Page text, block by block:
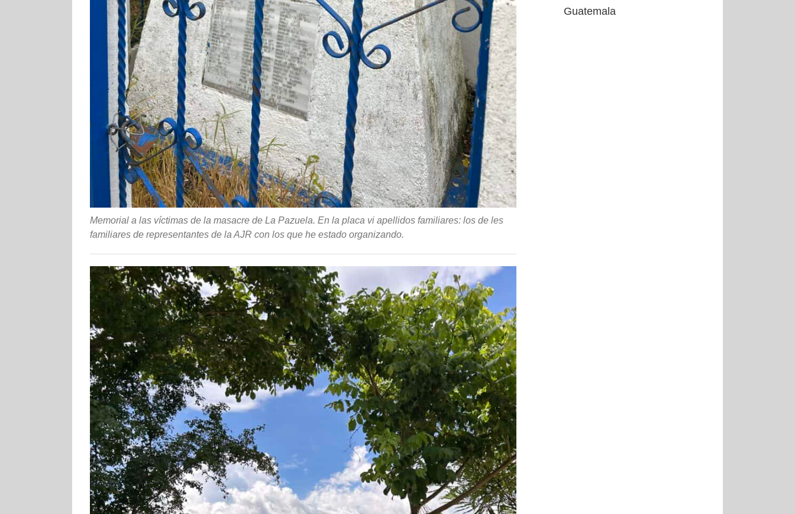
Memorial a las víctimas de la masacre de La Pazuela. En la placa vi apellidos familiares: los de les
familiares de representantes de la AJR con los que he estado organizando.
Guatemala